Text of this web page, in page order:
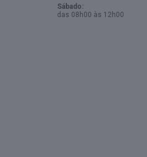
Sábado:
das 08h00 às 12h00